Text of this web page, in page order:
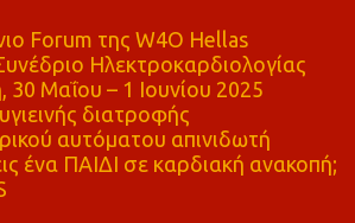
Forum της W4O Hellas
Ηλεκτροκαρδιολογίας
30 Μαΐου – 1 Ιουνίου 2025
διατροφής
αυτόματου απινιδωτή
ένα ΠΑΙΔΙ σε καρδιακή ανακοπή;